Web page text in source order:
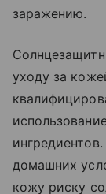
заражению.
уходу за
домашних
кожу риску